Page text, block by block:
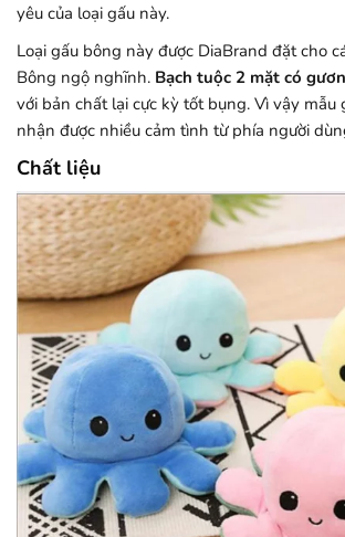
yêu của loại gấu này.
Loại gấu bông này được DiaBrand đặt cho
Bông ngộ nghĩnh. Bạch tuộc 2 mặt có
với bản chất lại cực kỳ tốt bụng. Vì vậy mẫu
nhận được nhiều cảm tình từ phía người
Chất liệu